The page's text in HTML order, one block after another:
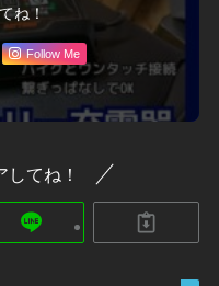
ね！
Follow Me
てね！